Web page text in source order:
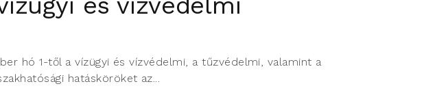
hó 1-től a vízügyi és vízvédelmi, a tűzvédelmi, valamint a
hatásköröket az...